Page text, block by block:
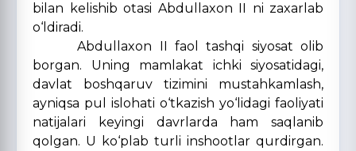
bilan kelishib otasi Abdullaxon II ni zaxarlab
o‘ldiradi.
Abdullaxon II faol tashqi siyosat olib
borgan. Uning mamlakat ichki siyosatidagi,
davlat boshqaruv tizimini mustahkamlash,
ayniqsa pul islohati o‘tkazish yo‘lidagi faoliyati
natijalari keyingi davrlarda ham saqlanib
qolgan. U ko‘plab turli inshootlar qurdirgan.